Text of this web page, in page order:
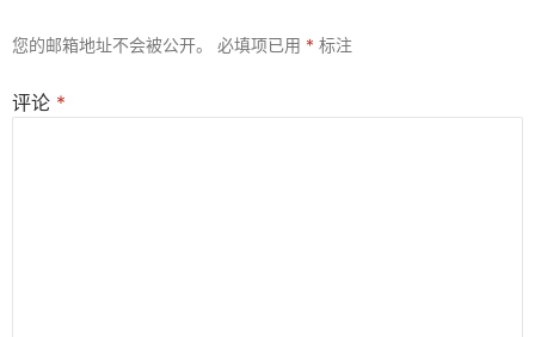
您的邮箱地址不会被公开。 必填项已用 * 标注
评论 *